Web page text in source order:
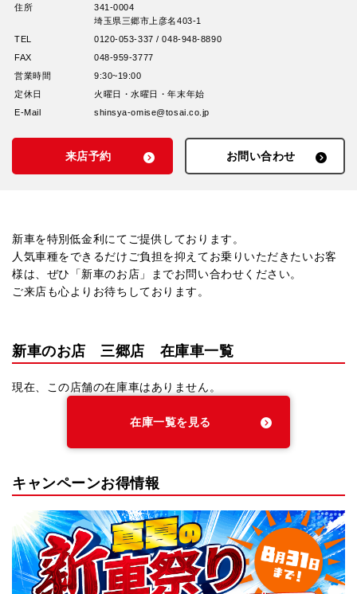
住所
341-0004
埼玉県三郷市上彦名403-1
TEL
0120-053-337 / 048-948-8890
FAX
048-959-3777
営業時間
9:30~19:00
定休日
火曜日・水曜日・年末年始
E-Mail
shinsya-omise@tosai.co.jp
来店予約 お問い合わせ
新車を特別低金利にてご提供しております。
人気車種をできるだけご負担を抑えてお乗りいただきたいお客
様は、ぜひ「新車のお店」までお問い合わせください。
ご来店も心よりお待ちしております。
新車のお店 三郷店 在庫車一覧
現在、この店舗の在庫車はありません。
在庫一覧を見る
キャンペーンお得情報